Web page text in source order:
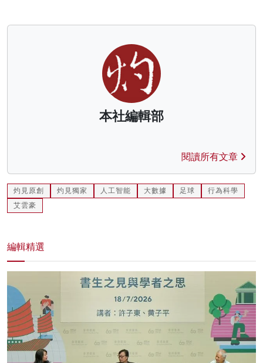
本社編輯部
閱讀所有文章
灼見原創 灼見獨家 人工智能 大數據 足球
行為科學
艾雲豪
編輯精選